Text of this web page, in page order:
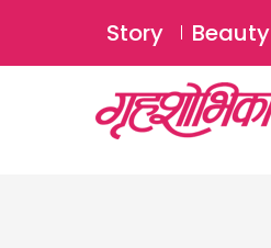
Story Beauty